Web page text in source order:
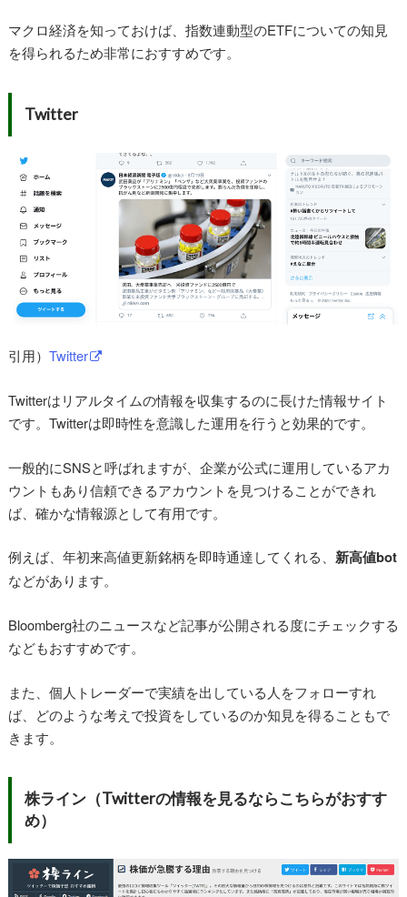
マクロ経済を知っておけば、指数連動型のETFについての知見
を得られるため非常におすすめです。
Twitter
引用） Twitter
Twitterはリアルタイムの情報を収集するのに長けた情報サイト
です。Twitterは即時性を意識した運用を行うと効果的です。
一般的にSNSと呼ばれますが、企業が公式に運用しているアカ
ウントもあり信頼できるアカウントを見つけることができれ
ば、確かな情報源として有用です。
例えば、年初来高値更新銘柄を即時通達してくれる、 新高値bot
などがあります。
Bloomberg社のニュースなど記事が公開される度にチェックする
などもおすすめです。
また、個人トレーダーで実績を出している人をフォローすれ
ば、どのような考えで投資をしているのか知見を得ることもで
きます。
株ライン（Twitterの情報を見るならこちらがおすす
め）